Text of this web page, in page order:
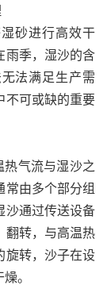
砂进行高效干
雨季，湿沙的含
法满足生产需
不可或缺的重要
气流与湿沙之
常由多个部分组
沙通过传送设备
翻转，与高温热
旋转，沙子在设
。